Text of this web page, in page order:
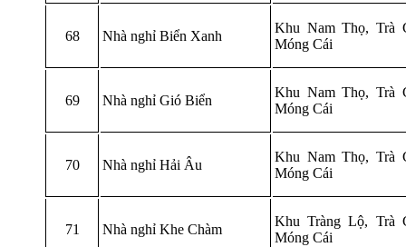
68 Nhà nghỉ Biển Xanh
Khu Nam Thọ, Trà
Móng Cái
69 Nhà nghỉ Gió Biển
Khu Nam Thọ, Trà
Móng Cái
70 Nhà nghỉ Hải Âu
Khu Nam Thọ, Trà
Móng Cái
71 Nhà nghỉ Khe Chàm
Khu Tràng Lộ, Trà
Móng Cái